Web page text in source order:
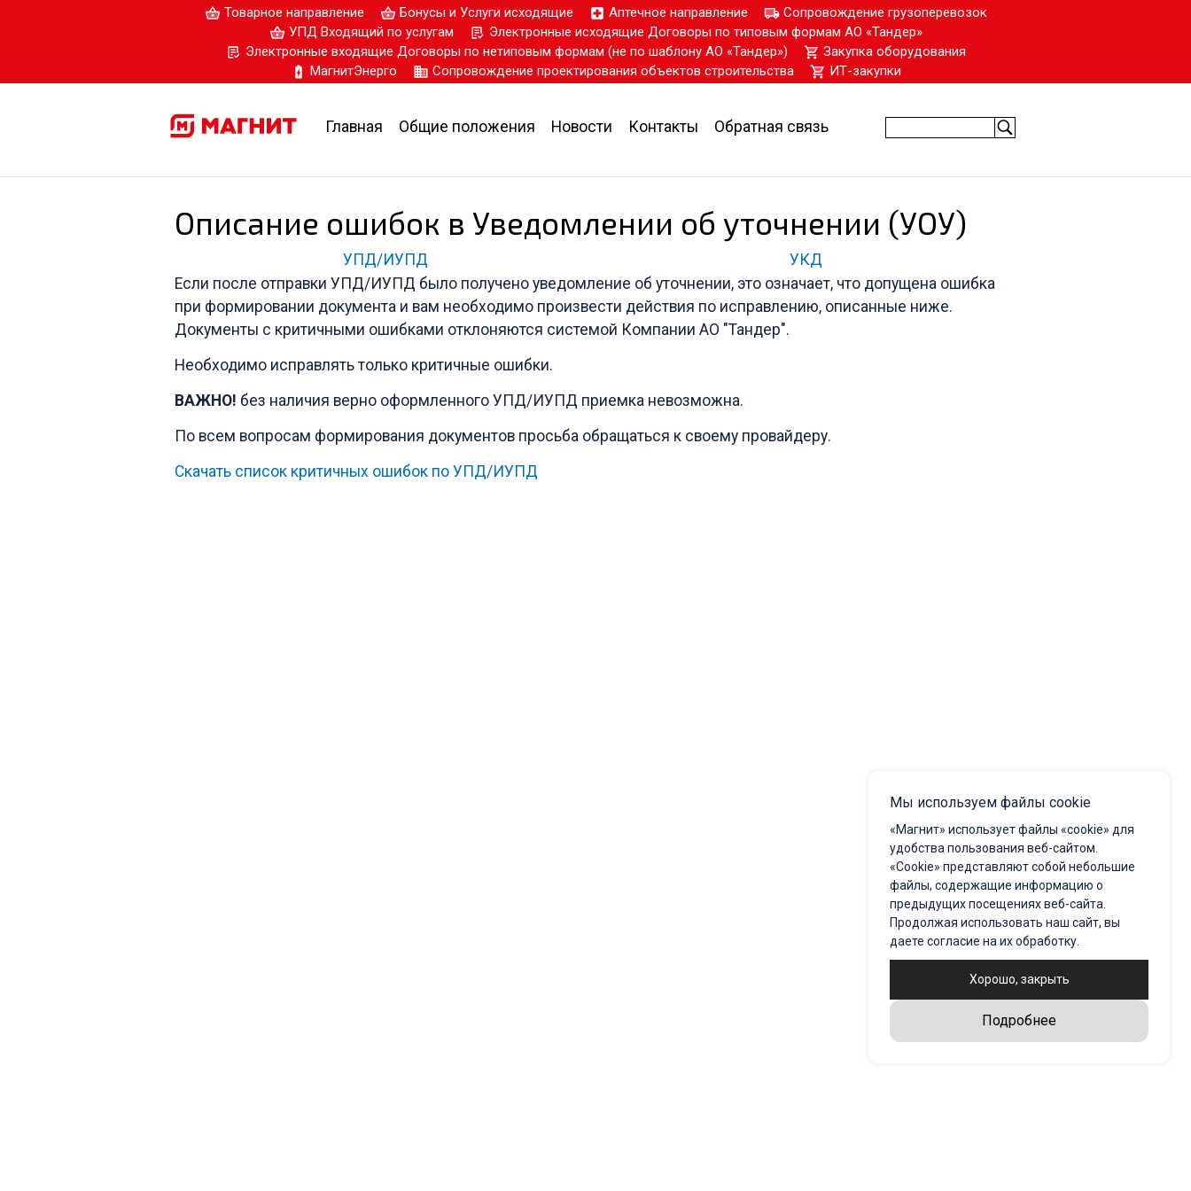
Товарное направление Бонусы и Услуги исходящие Аптечное направление
Сопровождение грузоперевозок
УПД Входящий по услугам
Электронные исходящие Договоры по типовым формам АО «Тандер»
Электронные входящие Договоры по нетиповым формам (не по шаблону АО «Тандер»)
Закупка оборудования
МагнитЭнерго
Сопровождение проектирования объектов строительства ИТ-закупки
Главная Общие положения Новости Контакты Обратная связь
Описание ошибок в Уведомлении об уточнении (УОУ)
УПД/ИУПД
УКД
Если после отправки УПД/ИУПД было получено уведомление об уточнении, это означает, что допущена ошибка
при формировании документа и вам необходимо произвести действия по исправлению, описанные ниже.
Документы с критичными ошибками отклоняются системой Компании АО "Тандер".
Необходимо исправлять только критичные ошибки.
ВАЖНО! без наличия верно оформленного УПД/ИУПД приемка невозможна.
По всем вопросам формирования документов просьба обращаться к своему провайдеру.
Скачать список критичных ошибок по УПД/ИУПД
Мы используем файлы cookie
«Магнит» использует файлы «cookie» для
удобства пользования веб-сайтом.
«Cookie» представляют собой небольшие
файлы, содержащие информацию о
предыдущих посещениях веб-сайта.
Продолжая использовать наш сайт, вы
даете согласие на их обработку.
Хорошо, закрыть
Подробнее